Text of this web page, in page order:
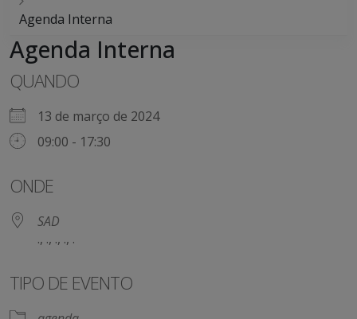
Agenda Interna
Agenda Interna
QUANDO
13 de março de 2024
09:00 - 17:30
ONDE
SAD
., ., ., ., .
TIPO DE EVENTO